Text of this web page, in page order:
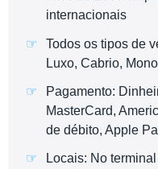
internacionais
Todos os tipos de
Luxo, Cabrio,
Pagamento:
MasterCard,
de débito, Apple
Locais: No